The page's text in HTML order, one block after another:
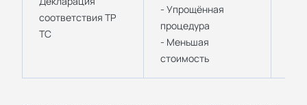
соответствия ТР
ТС
- Упрощённая
процедура
- Меньшая
стоимость